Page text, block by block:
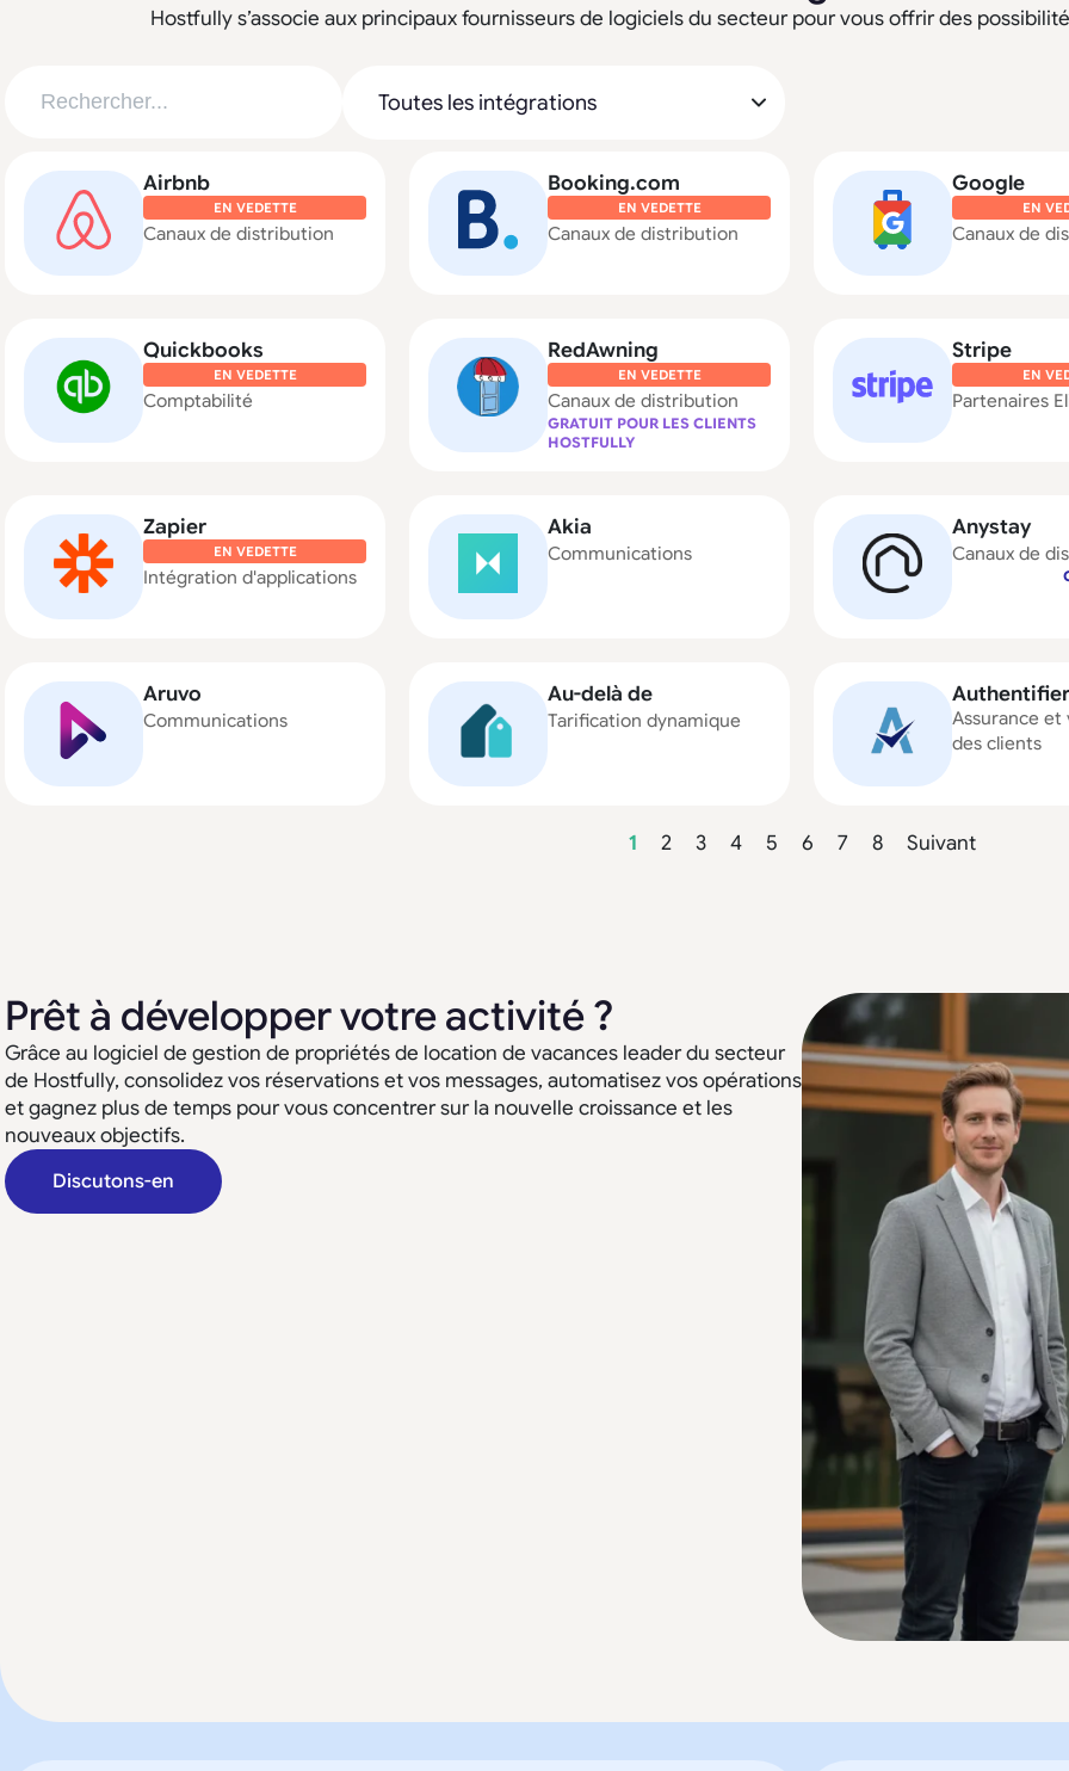
Hostfully s’associe aux principaux fournisseurs de logiciels du secteur pour vous offrir des
Airbnb
EN VEDETTE
Canaux de distribution
Booking.com
EN VEDETTE
Canaux de distribution
Google
EN
Canaux de
Quickbooks
EN VEDETTE
Comptabilité
RedAwning
EN VEDETTE
Canaux de distribution
GRATUIT POUR LES CLIENTS
HOSTFULLY
Stripe
EN
Partenaires
Zapier
EN VEDETTE
Intégration d'applications
Akia
Communications
Anystay
Canaux de
Aruvo
Communications
Au-delà de
Tarification dynamique
Authentifier
Assurance
des clients
1 2 3 4 5 6 7 8 Suivant
Prêt à développer votre activité ?
Grâce au logiciel de gestion de propriétés de location de vacances leader du secteur
de Hostfully, consolidez vos réservations et vos messages, automatisez vos opérations
et gagnez plus de temps pour vous concentrer sur la nouvelle croissance et les
nouveaux objectifs.
Discutons-en